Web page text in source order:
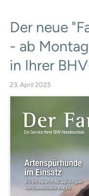
BHV-
BHV-
BHV-
Der neue
- ab
in Ihrer
23. April 2025